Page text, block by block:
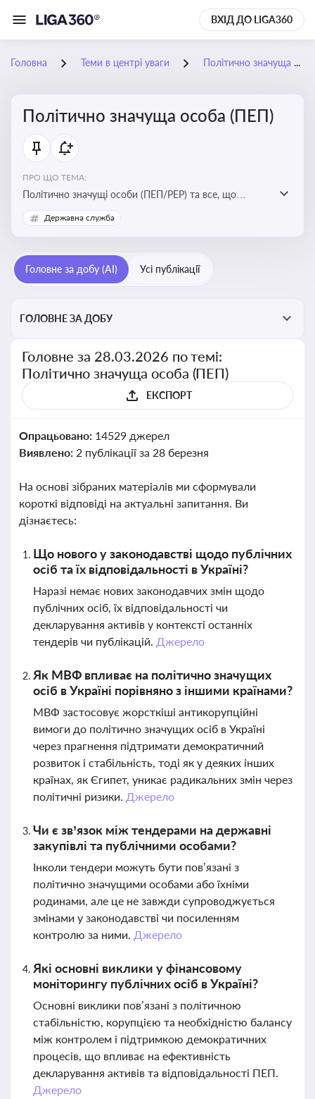
ВХІД ДО LIGA360
Головна Теми в центрі уваги Політично значуща особа (ПЕП)
Політично значуща особа (ПЕП)
ПРО ЩО ТЕМА:
Політично значущі особи (ПЕП/PEP) та все, що
стосується їх статусу
Державна служба
Головне за добу (AI) Усі публікації
ГОЛОВНЕ ЗА ДОБУ
Головне за 28.03.2026 по темі:
Політично значуща особа (ПЕП)
ЕКСПОРТ
Опрацьовано: 14529 джерел
Виявлено: 2 публікації за 28 березня
На основі зібраних матеріалів ми сформували
короткі відповіді на актуальні запитання. Ви
дізнаєтесь:
Що нового у законодавстві щодо публічних
осіб та їх відповідальності в Україні?
Наразі немає нових законодавчих змін щодо
публічних осіб, їх відповідальності чи
декларування активів у контексті останніх
тендерів чи публікацій. Джерело
Як МВФ впливає на політично значущих
осіб в Україні порівняно з іншими країнами?
МВФ застосовує жорсткіші антикорупційні
вимоги до політично значущих осіб в Україні
через прагнення підтримати демократичний
розвиток і стабільність, тоді як у деяких інших
країнах, як Єгипет, уникає радикальних змін через
політичні ризики. Джерело
Чи є зв’язок між тендерами на державні
закупівлі та публічними особами?
Інколи тендери можуть бути пов’язані з
політично значущими особами або їхніми
родинами, але це не завжди супроводжується
змінами у законодавстві чи посиленням
контролю за ними. Джерело
Які основні виклики у фінансовому
моніторингу публічних осіб в Україні?
Основні виклики пов’язані з політичною
стабільністю, корупцією та необхідністю балансу
між контролем і підтримкою демократичних
процесів, що впливає на ефективність
декларування активів та відповідальності ПЕП.
Джерело